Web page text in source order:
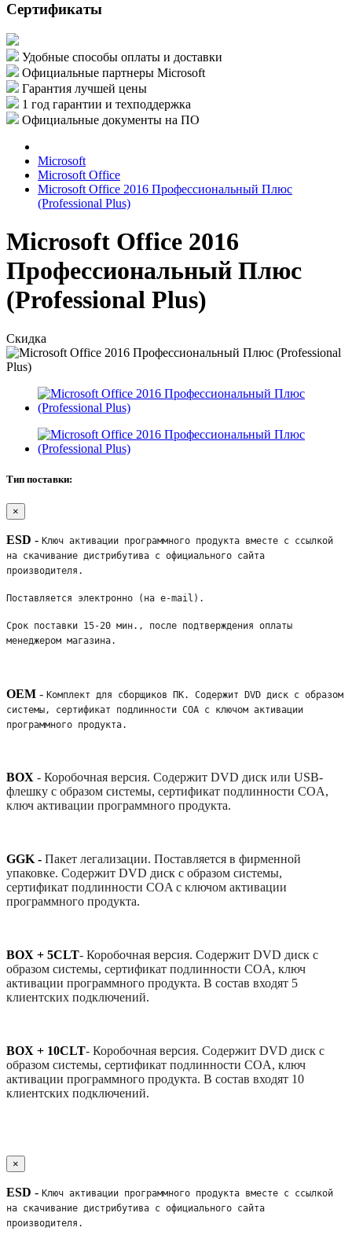
Сертификаты
Удобные способы оплаты и доставки
Официальные партнеры Microsoft
Гарантия лучшей цены
1 год гарантии и техподдержка
Официальные документы на ПО
Microsoft
Microsoft Office
Microsoft Office 2016 Профессиональный Плюс
(Professional Plus)
Microsoft Office 2016
Профессиональный Плюс
(Professional Plus)
Скидка
Тип поставки:
×
ESD - Ключ активации программного продукта вместе с ссылкой
на скачивание дистрибутива с официального сайта
производителя.
Поставляется электронно (на e-mail).
Срок поставки 15-20 мин., после подтверждения оплаты
менеджером магазина.
OEM - Комплект для сборщиков ПК. Содержит DVD диск с образом
системы, сертификат подлинности COA с ключом активации
программного продукта.
BOX - Коробочная версия. Содержит DVD диск или USB-
флешку с образом системы, сертификат подлинности COA,
ключ активации программного продукта.
GGK - Пакет легализации. Поставляется в фирменной
упаковке. Содержит DVD диск с образом системы,
сертификат подлинности COA с ключом активации
программного продукта.
BOX + 5CLT- Коробочная версия. Содержит DVD диск с
образом системы, сертификат подлинности COA, ключ
активации программного продукта. В состав входят 5
клиентских подключений.
BOX + 10CLT- Коробочная версия. Содержит DVD диск с
образом системы, сертификат подлинности COA, ключ
активации программного продукта. В состав входят 10
клиентских подключений.
×
ESD - Ключ активации программного продукта вместе с ссылкой
на скачивание дистрибутива с официального сайта
производителя.